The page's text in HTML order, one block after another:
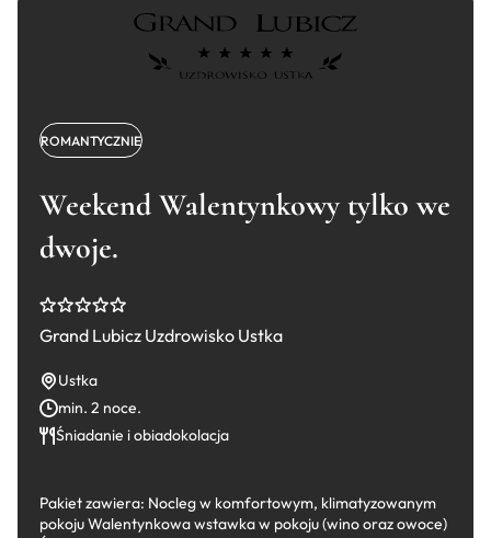
Weekend Walentynkowy tylko we
dwoje.
ROMANTYCZNIE
Grand Lubicz Uzdrowisko Ustka
Ustka
min. 2 noce.
Śniadanie i obiadokolacja
Pakiet zawiera: Nocleg w komfortowym, klimatyzowanym
pokoju​ Walentynkowa wstawka w pokoju (wino oraz owoce)